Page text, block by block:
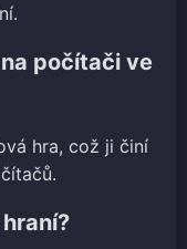
počítači ve
hra, což ji činí